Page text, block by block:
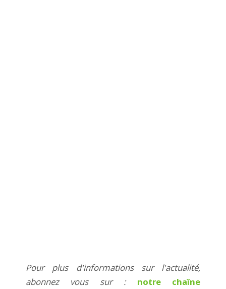
Pour plus d'informations sur l'actualité,
abonnez vous sur : notre chaîne